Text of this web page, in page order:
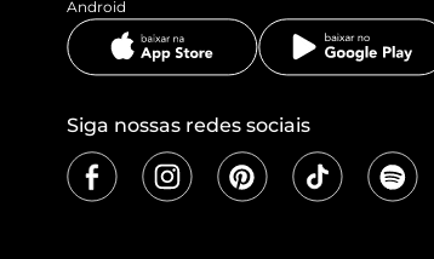
Android
Siga nossas redes sociais